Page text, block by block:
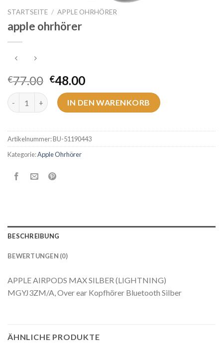
STARTSEITE / APPLE OHRHÖRER
apple ohrhörer
€77.00 €48.00
apple ohrhörer MengeIN DEN WARENKORB
Artikelnummer:BU-51190443
Kategorie:Apple Ohrhörer
BESCHREIBUNG
BEWERTUNGEN (0)
APPLE AIRPODS MAX SILBER (LIGHTNING)
MGYJ3ZM/A, Over ear Kopfhörer Bluetooth Silber
ÄHNLICHE PRODUKTE